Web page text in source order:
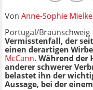
Von Anne-Sophie Mielke
Portugal/Braunschweig
Vermisstenfall, der
einen derartigen
McCann. Während der
anderer schwerer
belastet ihn der
Aussage, bei der